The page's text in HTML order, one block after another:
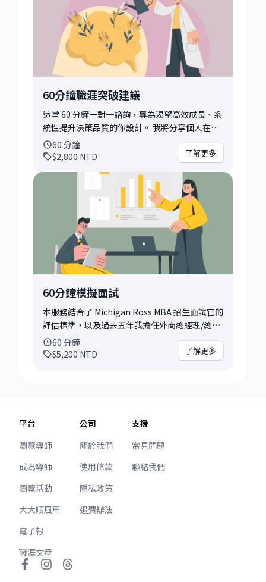
60分鐘職涯突破建議
這堂 60 分鐘一對一諮詢，專為渴望高效成長、系
統性提升決策品質的你設計。 我將分享個人在
MBA 畢業後快速晉升 的核心策略思維，結合在
L'Oréal、PepsiCo、Uber、foodpanda 等頂尖
企業累積的實戰經驗，幫助你： - 縮短摸索期：
避免職涯彎路，快速識別最有價值、高槓桿的行
動。 - 優化決策品質：分享高階主管的策略思
維，做出關鍵且正確的職涯選擇。 - 應用實戰方
法：學習如何將跨國、跨產業的高效打法應用在
你的職務與升遷上。 這個諮詢方案可能會適合
你，如果你想了解： - 晉升策略：學習加速職涯
發展的核心策略，掌握從專員到主管/高階經理的
轉型思維。 - 職涯關鍵決策：評估是否進修
MBA、轉換產業、走向管理職，或評估創業的可
能性。 - 實戰應用：了解 FMCG、電商、科技業
等不同產業的運作邏輯與關鍵成功因素。 - 釐清
方向：解決現階段的迷茫、轉職抉擇，或突破職
場成長瓶頸。 諮詢後，你將獲得： - 加速成長思
維：濃縮我個人快速晉升經驗，針對你的情況量
身訂做的職涯路線建議。 - 具體行動清單：一份
60 分鐘
$2,800 NTD 了解更多
60分鐘模擬面試
本服務結合了 Michigan Ross MBA 招生面試官的
評估標準，以及過去五年我擔任外商總經理/總
監，親自招募高階人才的實戰經驗。 我會為你提
供高標準的面試情境，幫助你：精準掌握面試官
的評分標準、優化你的故事策略，並將你的潛力
及目標職位描述 (Job Description)，或MBA 申
請文件 (假如你是MBA申請者)。 2. 客製化設計：
根據目標產業/公司/職級，設計高度還原的行為
備：我將融合 Top MBA 招生官和高階主管的評估
框架來設計問題，直指你的核心思維與領導力。
模擬面試流程： - 實戰模擬 (40 分鐘)：進行高度
還原的實戰面試，涵蓋履歷深挖、壓力測試、以
饋 (20 分鐘)：立即獲得來自高階主管與招生官的
專業回饋，涵蓋內容、邏輯、表達、潛在扣分點
與整體策略。 服務結束後，你將獲得： - 面試官
洞察：針對你的履歷故事，識別哪些是面試官最
60 分鐘
$5,200 NTD 了解更多
平台
瀏覽導師
成為導師
瀏覽活動
大大順風車
電子報
職涯文章
公司
關於我們
使用條款
隱私政策
退費辦法
支援
常見問題
聯絡我們